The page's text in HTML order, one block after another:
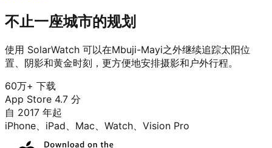
不止一座城市的规划
使用 SolarWatch 可以在Mbuji-Mayi之外继续追踪太阳位
置、阴影和黄金时刻，更方便地安排摄影和户外行程。
60万+ 下载
App Store 4.7 分
自 2017 年起
iPhone、iPad、Mac、Watch、Vision Pro